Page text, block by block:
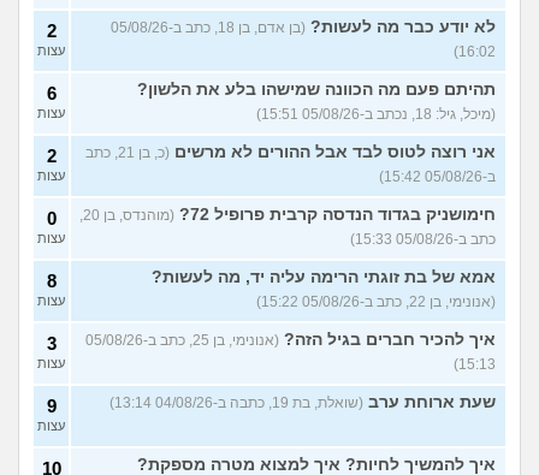
לימודים מסלול בוקר או ערב?
(אנונימית, בת 27)
3
עצות
אילו יחידות טכנולוגיות יש?
(אנונימי, בן 17)
2
עצות
החיים בתור סטודנט לרפואה
(אנונימי, בן 20)
9
עצות
הנדסת בניין באריאל או סמי
(יותם, בן 23)
3
עצות
אני מרגישה ממש תקועה, איך
להתמודד? (מאיה, בת 23) עצות
עוד שאלות חדשות במדור
לא יודע כבר מה לעשות?
(בן אדם, בן 18, כתב ב-05/08/26
16:02)
2
עצות
תהיתם פעם מה הכוונה שמישהו בלע את הלשון?
(מיכל, גיל: 18, נכתב ב-05/08/26 15:51)
6
עצות
אני רוצה לטוס לבד אבל ההורים לא מרשים
(כ, בן 21, כתב
ב-05/08/26 15:42)
2
עצות
חימושניק בגדוד הנדסה קרבית פרופיל 72?
(מוהנדס, בן 20,
כתב ב-05/08/26 15:33)
0
עצות
אמא של בת זוגתי הרימה עליה יד, מה לעשות?
(אנונימי, בן 22, כתב ב-05/08/26 15:22)
8
עצות
איך להכיר חברים בגיל הזה?
(אנונימי, בן 25, כתב ב-05/08/26
15:13)
3
עצות
שעת ארוחת ערב (שואלת, בת 19, כתבה ב-04/08/26 13:14) 9
עצות
איך להמשיך לחיות? איך למצוא מטרה מספקת? 10